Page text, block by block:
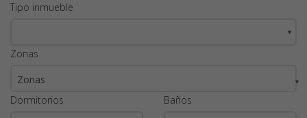
Tipo inmueble
▼
Zonas
Zonas
▼
Dormitorios Baños